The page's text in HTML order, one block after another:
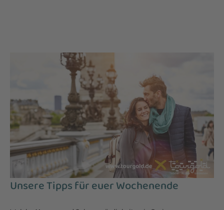
Unsere Tipps für euer Wochenende